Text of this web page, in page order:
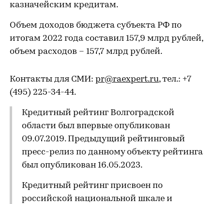
казначейским кредитам.
Объем доходов бюджета субъекта РФ по
итогам 2022 года составил 157,9 млрд рублей,
объем расходов – 157,7 млрд рублей.
Контакты для СМИ: pr@raexpert.ru, тел.: +7
(495) 225-34-44.
Кредитный рейтинг Волгоградской
области был впервые опубликован
09.07.2019. Предыдущий рейтинговый
пресс-релиз по данному объекту рейтинга
был опубликован 16.05.2023.
Кредитный рейтинг присвоен по
российской национальной шкале и